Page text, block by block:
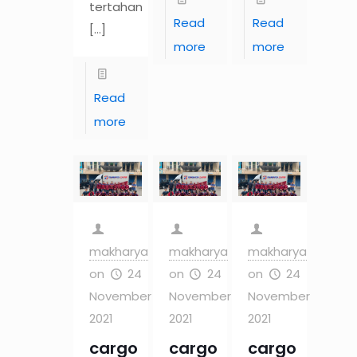
tertahan
[…]
Read
more
Read
more
Read
more
makharya
on
24
November
2021
cargo
makharya
on
24
November
2021
cargo
makharya
on
24
November
2021
cargo